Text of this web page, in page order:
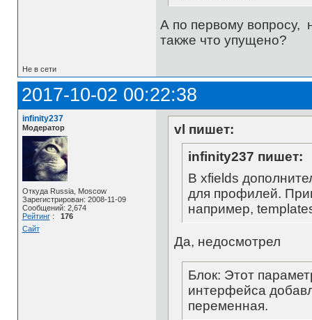
А по первому вопросу,
также что упущено?
Не в сети
2017-10-02 00:22:38
infinity237
Модератор
Откуда Russia, Moscow
Зарегистрирован: 2008-11-09
Сообщений: 2,674
Рейтинг: 176
Сайт
vl пишет:
infinity237 пишет:
В xfields
для профилей.
например,
Да, недосмотрел
Блок: Этот
интерфейса
переменная.